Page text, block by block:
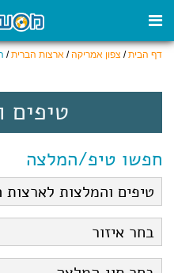
דף הבית/ צפון אמריקה/ ארצות הברית/
טיפים
חפשו טיפ/המלצה